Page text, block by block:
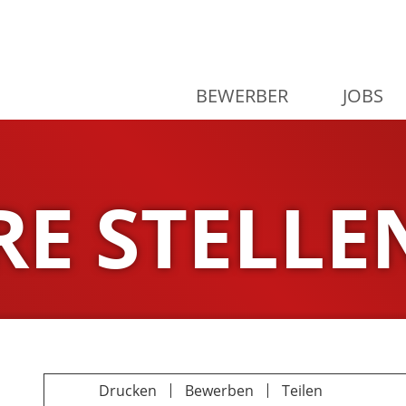
BEWERBER JOBS
Drucken Bewerben Teilen